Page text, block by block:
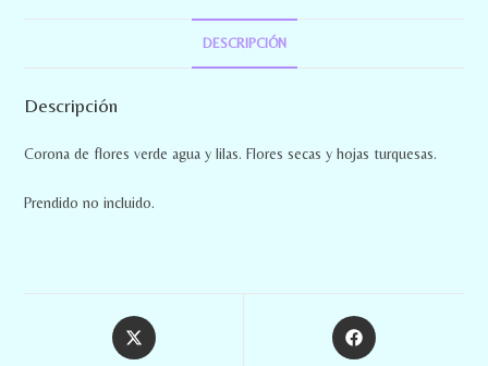
DESCRIPCIÓN
Descripción
Corona de flores verde agua y lilas. Flores secas y hojas turquesas.
Prendido no incluido.